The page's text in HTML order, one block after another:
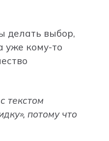
делать выбор,
уже кому-то
текстом
потому что